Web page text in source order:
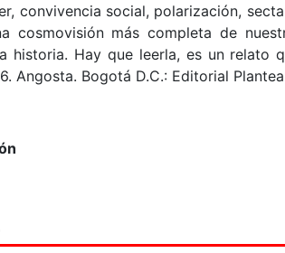
convivencia social, polarización,
cosmovisión más completa de
historia. Hay que leerla, es un relato
Angosta. Bogotá D.C.: Editorial